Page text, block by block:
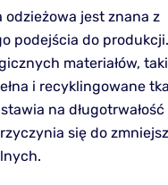
odzieżowa jest znana z
podejścia do
materiałów,
i recyklingowane
na
się do